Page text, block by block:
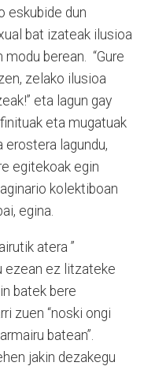
eskubide dun
bat izateak ilusioa
berean. “Gure
zelako ilusioa
eta lagun gay
eta mugatuak
erostera lagundu,
egitekoak egin
kolektiboan
egina.
atera ”
ezean ez litzateke
batek bere
zuen “noski ongi
batean”.
jakin dezakegu